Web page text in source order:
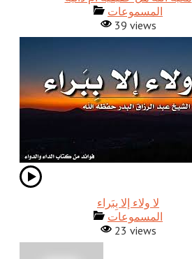
المسموعات
39 views
المسموعات
23 views